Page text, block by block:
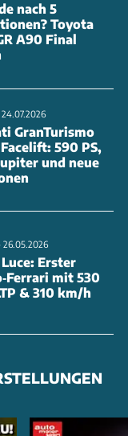
nach 5
Toyota
A90 Final
24.07.2026
GranTurismo
590 PS,
und neue
26.05.2026
Erster
mit 530
& 310 km/h